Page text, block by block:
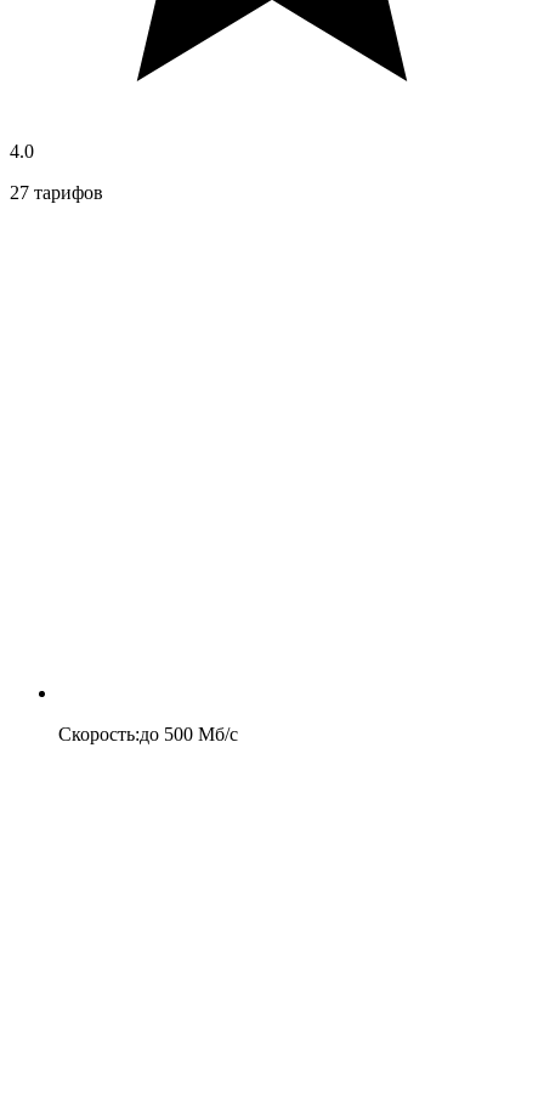
4.0
27 тарифов
Скорость:до 500 Мб/c